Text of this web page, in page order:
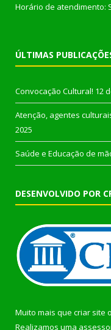
Horário de atendimento:
ÚLTIMAS
Convocação Cultural! 12
Atenção, agentes
2025
Saúde e Educação de
DESENVOLVIDO POR
Muito mais que criar site
Realizamos uma